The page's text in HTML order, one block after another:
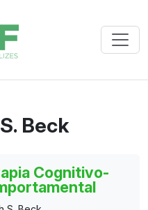
Beck
Cognitivo-